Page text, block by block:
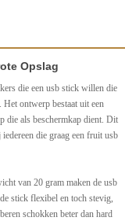
Opslag
die een usb stick willen die
ontwerp bestaat uit een
die als beschermkap dient. Dit
die graag een fruit usb
van 20 gram maken de usb
stick flexibel en toch stevig,
schokken beter dan hard